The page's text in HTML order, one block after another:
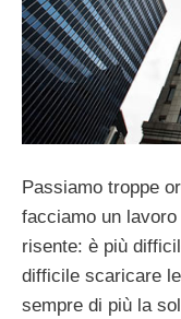
Passiamo troppe
facciamo un
risente: è più
difficile scaricare
sempre di più la